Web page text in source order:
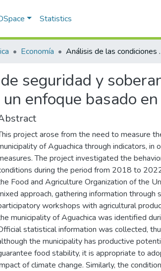
Statistics
Economía Análisis de las condiciones de
seguridad y
enfoque basado
project arose from the need to measure
of Aguachica through indicators,
The project investigated the
during the period from 2018 to
Food and Agriculture Organization of the
approach, gathering information through
workshops with agricultural
municipality of Aguachica was identified
statistical information was collected,
the municipality has productive
food stability, it is appropriate to
of climate change. Similarly, the